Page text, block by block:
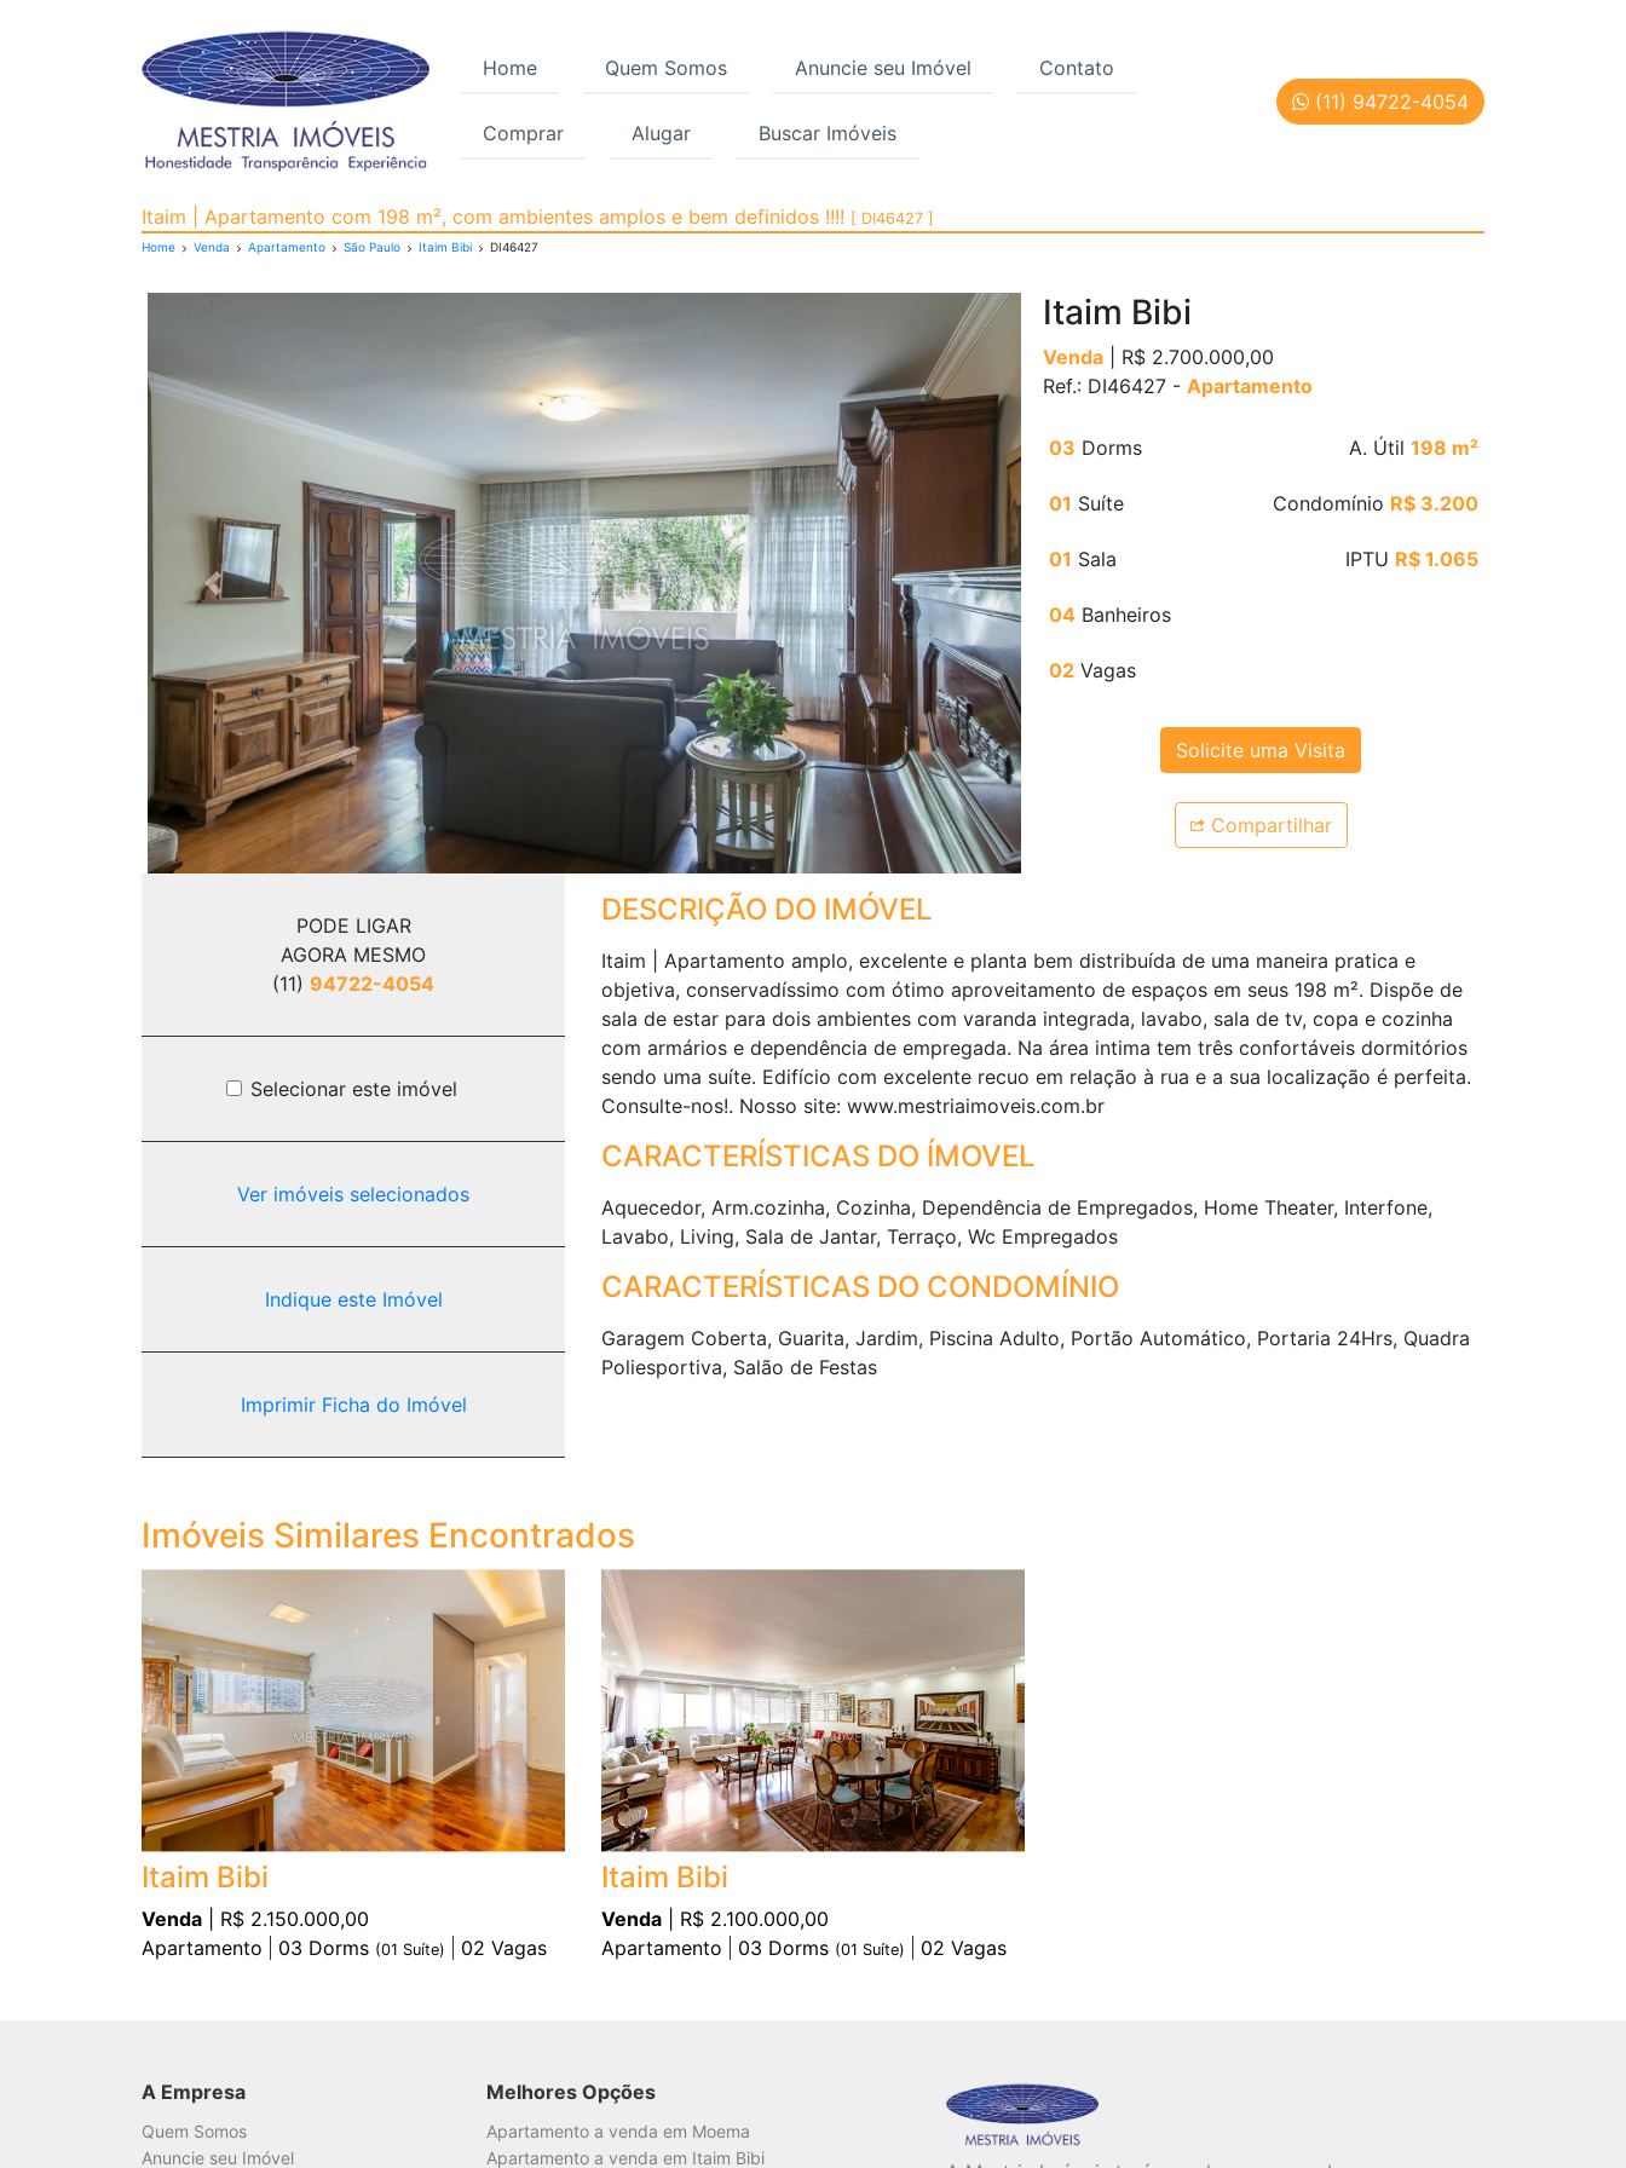
Home Quem Somos Anuncie seu Imóvel Contato
Comprar Alugar Buscar Imóveis
(11) 94722-4054
Apartamento para Venda, Itaim Bibi, São Paulo | Cód: DI46427
Itaim | Apartamento com 198 m², com ambientes amplos e bem definidos !!!! [ DI46427 ]
Home Venda Apartamento São Paulo Itaim Bibi DI46427
Previous Next
Itaim Bibi
Venda | R$ 2.700.000,00
Ref.: DI46427 - Apartamento
03 Dorms
01 Suíte
01 Sala
04 Banheiros
02 Vagas
A. Útil 198 m²
Condomínio R$ 3.200
IPTU R$ 1.065
Solicite uma Visita
Compartilhar
PODE LIGAR
AGORA MESMO
(11) 94722-4054
Selecionar este imóvel
Ver imóveis selecionados
Indique este Imóvel
Imprimir Ficha do Imóvel
DESCRIÇÃO DO IMÓVEL
Itaim | Apartamento amplo, excelente e planta bem distribuída de uma maneira pratica e
objetiva, conservadíssimo com ótimo aproveitamento de espaços em seus 198 m². Dispõe de
sala de estar para dois ambientes com varanda integrada, lavabo, sala de tv, copa e cozinha
com armários e dependência de empregada. Na área intima tem três confortáveis dormitórios
sendo uma suíte. Edifício com excelente recuo em relação à rua e a sua localização é perfeita.
Consulte-nos!. Nosso site: www.mestriaimoveis.com.br
CARACTERÍSTICAS DO ÍMOVEL
Aquecedor, Arm.cozinha, Cozinha, Dependência de Empregados, Home Theater, Interfone,
Lavabo, Living, Sala de Jantar, Terraço, Wc Empregados
CARACTERÍSTICAS DO CONDOMÍNIO
Garagem Coberta, Guarita, Jardim, Piscina Adulto, Portão Automático, Portaria 24Hrs, Quadra
Poliesportiva, Salão de Festas
Imóveis Similares Encontrados
Itaim Bibi
Venda | R$ 2.150.000,00
Apartamento
03 Dorms (01 Suíte) 02 Vagas
Itaim Bibi
Venda | R$ 2.100.000,00
Apartamento
03 Dorms (01 Suíte) 02 Vagas
A Empresa
Quem Somos
Anuncie seu Imóvel
Melhores Opções
Apartamento a venda em Moema
Apartamento a venda em Itaim Bibi